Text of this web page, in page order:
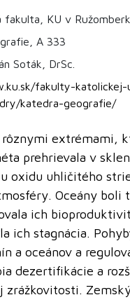
fakulta, KU v
A 333
Soták, DrSc.
fakulty-katolickej-
katedra-geografie/
extrémami,
prehrievala v
oxidu uhličitého
Oceány boli
ich
ich stagnácia.
a oceánov a
dezertifikácie a